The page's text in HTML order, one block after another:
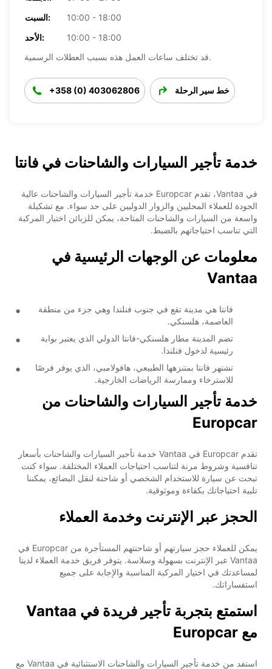
السبت:
10:00 - 18:00
الأحد:
10:00 - 18:00
قد تختلف ساعات العمل هذه بسبب العطلات الرسمية.
+358 (0) 403062806 خط سير الرحلة
خدمة تأجير السيارات والشاحنات في فانتا
في Vantaa، تقدم Europcar خدمة تأجير السيارات والشاحنات عالية
الجودة للعملاء المحليين والزوار الدوليين على حد سواء. مع تشكيلة
واسعة من السيارات والشاحنات المتاحة، يمكن للزبائن اختيار المركبة
التي تناسب احتياجاتهم بالضبط.
معلومات عن الوجهات الرئيسية في
Vantaa
فانتا هي مدينة تقع في جنوب فنلندا وهي جزء من منطقة
العاصمة، هلسنكي.
تضم المدينة مطار هلسنكي-فانتا الدولي الذي يعتبر بوابة
رئيسية لدخول فنلندا.
تشتهر فانتا بمتنزهها الطبيعي، هافولامبي، الذي يوفر فرصًا
للاسترخاء وممارسة الرياضات الخارجية.
خدمة تأجير السيارات والشاحنات من
Europcar
تقدم Europcar في Vantaa خدمة تأجير السيارات والشاحنات بأسعار
تنافسية وشروط مرنة لتناسب احتياجات العملاء المختلفة. سواء كنت
تبحث عن سيارة للاستخدام الشخصي أو شاحنة لنقل البضائع، يمكننا
تلبية احتياجاتك بكفاءة وموثوقية.
الحجز عبر الإنترنت وخدمة العملاء
يمكن للعملاء حجز سيارتهم أو شاحنتهم المستأجرة من Europcar في
Vantaa عبر الإنترنت بسهولة وسلاسة. يتوفر فريق خدمة العملاء لدينا
لمساعدتك في اختيار المركبة المناسبة والإجابة على جميع
استفساراتك.
استمتع بتجربة تأجير فريدة في Vantaa
مع Europcar
استفد من خدمة تأجير السيارات والشاحنات الاستثنائية في Vantaa مع